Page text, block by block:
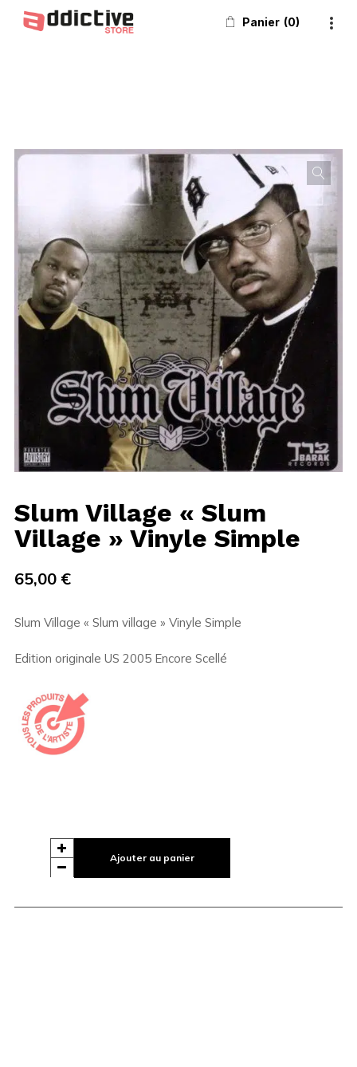
Panier 0
Slum Village « Slum
Village » Vinyle Simple
65,00 €
Slum Village « Slum village » Vinyle Simple
Edition originale US 2005 Encore Scellé
Ajouter au panier